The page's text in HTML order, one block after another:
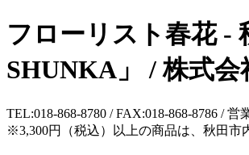
フローリスト春花 -
SHUNKA」 / 株式
TEL:018-868-8780 / FAX:018-868-8786 /
※3,300円（税込）以上の商品は、秋田市